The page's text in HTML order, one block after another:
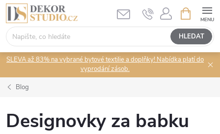
Přejít
obsah
HLEDAT
NÁKUPNÍ
KOŠÍK
SLEVA až 83% na vybrané bytové textilie a doplňky! Nabídka platí do
vyprodání zásob.
Blog
Designovky za babku